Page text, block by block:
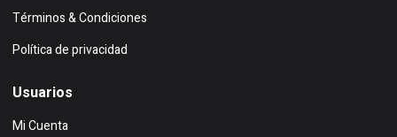
Términos & Condiciones
Política de privacidad
Usuarios
Mi Cuenta